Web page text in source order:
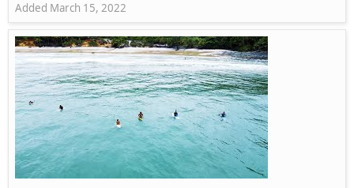
Added March 15, 2022